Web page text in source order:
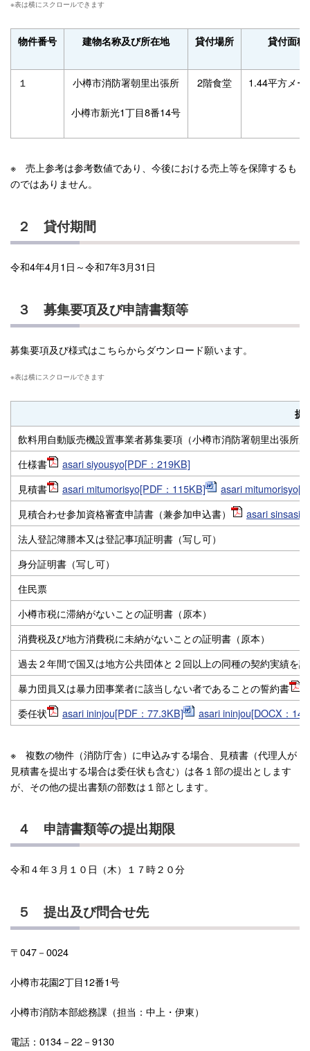
物件番号 建物名称及び所在地 貸付場所 貸付面積
１ 小樽市消防署朝里出張所
小樽市新光1丁目8番14号
2階食堂 1.44平方メー
※ 売上参考は参考数値であり、今後における売上等を保障するも
のではありません。
２ 貸付期間
令和4年4月1日～令和7年3月31日
３ 募集要項及び申請書類等
募集要項及び様式はこちらからダウンロード願います。
提
飲料用自動販売機設置事業者募集要項（小樽市消防署朝里出張所
仕様書
asari siyousyo[PDF：219KB]
見積書
asari mitumorisyo[PDF：115KB]
asari
見積合わせ参加資格審査申請書（兼参加申込書）
asari
法人登記簿謄本又は登記事項証明書（写し可）
身分証明書（写し可）
住民票
小樽市税に滞納がないことの証明書（原本）
消費税及び地方消費税に未納がないことの証明書（原本）
過去２年間で国又は地方公共団体と２回以上の同種の契約実績を
暴力団員又は暴力団事業者に該当しない者であることの誓約書
委任状
asari ininjou[PDF：77.3KB] asari ininjou[DOCX：
※ 複数の物件（消防庁舎）に申込みする場合、見積書（代理人が
見積書を提出する場合は委任状も含む）は各１部の提出とします
が、その他の提出書類の部数は１部とします。
４ 申請書類等の提出期限
令和４年３月１０日（木）１７時２０分
５ 提出及び問合せ先
〒047－0024
小樽市花園2丁目12番1号
小樽市消防本部総務課（担当：中上・伊東）
電話：0134－22－9130